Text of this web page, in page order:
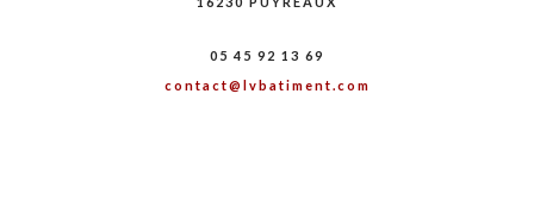
05 45 92 13 69
contact@lvbatiment.com